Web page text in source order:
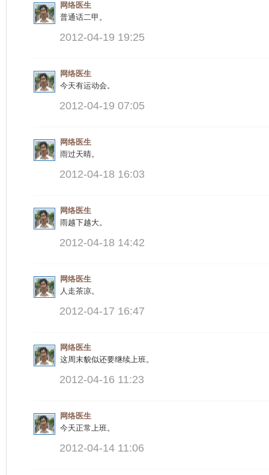
网络医生
普通话二甲。
2012-04-19 19:25
网络医生
今天有运动会。
2012-04-19 07:05
网络医生
雨过天晴。
2012-04-18 16:03
网络医生
雨越下越大。
2012-04-18 14:42
网络医生
人走茶凉。
2012-04-17 16:47
网络医生
这周末貌似还要继续上班。
2012-04-16 11:23
网络医生
今天正常上班。
2012-04-14 11:06